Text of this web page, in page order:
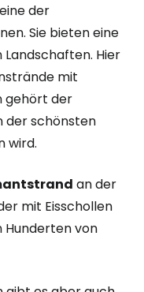
der
Sie bieten eine
Hier
mit
gehört der
der schönsten
wird.
an der
mit Eisschollen
Hunderten von